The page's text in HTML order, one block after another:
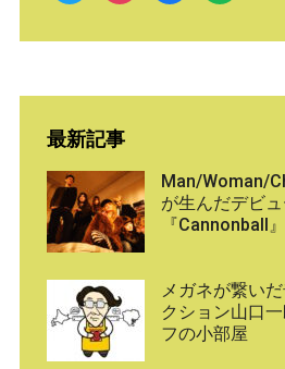
最新記事
Man/Woman/
が生んだデビ
『Cannonball
メガネが繋い
クション山口
フの小部屋